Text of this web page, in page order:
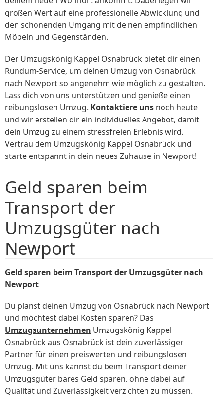
großen Wert auf eine professionelle Abwicklung und
den schonenden Umgang mit deinen empfindlichen
Möbeln und Gegenständen.
Der Umzugskönig Kappel Osnabrück bietet dir einen
Rundum-Service, um deinen Umzug von Osnabrück
nach Newport so angenehm wie möglich zu gestalten.
Lass dich von uns unterstützen und genieße einen
reibungslosen Umzug. Kontaktiere uns noch heute
und wir erstellen dir ein individuelles Angebot, damit
dein Umzug zu einem stressfreien Erlebnis wird.
Vertrau dem Umzugskönig Kappel Osnabrück und
starte entspannt in dein neues Zuhause in Newport!
Geld sparen beim
Transport der
Umzugsgüter nach
Newport
Geld sparen beim Transport der Umzugsgüter nach
Newport
Du planst deinen Umzug von Osnabrück nach Newport
und möchtest dabei Kosten sparen? Das
Umzugsunternehmen Umzugskönig Kappel
Osnabrück aus Osnabrück ist dein zuverlässiger
Partner für einen preiswerten und reibungslosen
Umzug. Mit uns kannst du beim Transport deiner
Umzugsgüter bares Geld sparen, ohne dabei auf
Qualität und Zuverlässigkeit verzichten zu müssen.